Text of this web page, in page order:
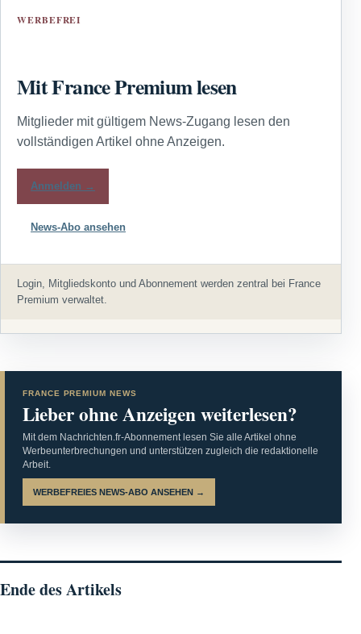
WERBEFREI
Mit France Premium lesen
Mitglieder mit gültigem News-Zugang lesen den
vollständigen Artikel ohne Anzeigen.
Anmelden →
News-Abo ansehen
Login, Mitgliedskonto und Abonnement werden zentral bei France
Premium verwaltet.
FRANCE PREMIUM NEWS
Lieber ohne Anzeigen weiterlesen?
Mit dem Nachrichten.fr-Abonnement lesen Sie alle Artikel ohne
Werbeunterbrechungen und unterstützen zugleich die redaktionelle
Arbeit.
WERBEFREIES NEWS-ABO ANSEHEN →
Ende des Artikels